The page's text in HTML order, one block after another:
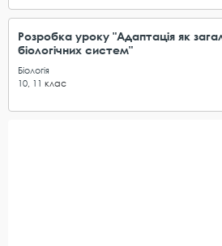
Розробка уроку "Адаптація як
біологічних систем"
Біологія
10 11 клас